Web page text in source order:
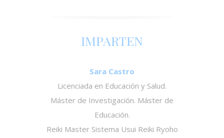
IMPARTEN
Sara Castro
Licenciada en Educación y Salud.
Máster de Investigación. Máster de
Educación.
Reiki Master Sistema Usui Reiki Ryoho